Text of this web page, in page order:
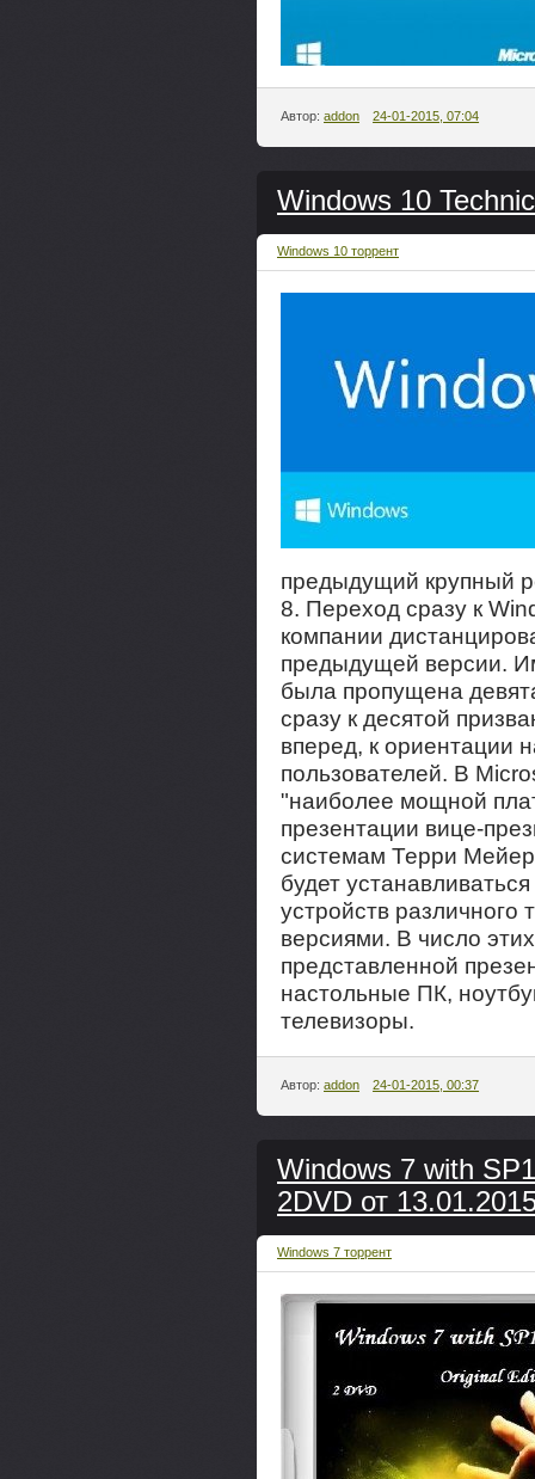
Автор: addon 24-01-2015, 07:04
Windows 10
Windows 10 торрент
предыдущий крупный
8. Переход сразу к
компании
предыдущей версии.
была пропущена
сразу к десятой
вперед, к ориентации
пользователей. В
"наиболее мощной
презентации вице-
системам Терри
будет
устройств
версиями. В число
представленной
настольные ПК,
телевизоры.
Автор: addon 24-01-2015, 00:37
Windows 7 with
2DVD от
Windows 7 торрент